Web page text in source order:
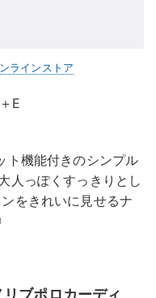
ラインストア
E
ト機能付きのシンプル
人っぽくすっきりとし
をきれいに見せるナ
ブポロカーディ